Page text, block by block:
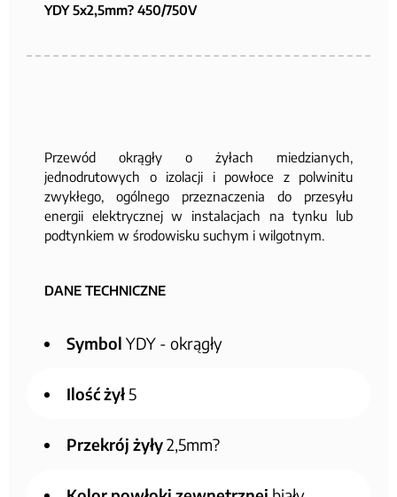
YDY 5x2,5mm? 450/750V
Przewód okrągły o żyłach miedzianych,
jednodrutowych o izolacji i powłoce z polwinitu
zwykłego, ogólnego przeznaczenia do przesyłu
energii elektrycznej w instalacjach na tynku lub
podtynkiem w środowisku suchym i wilgotnym.
DANE TECHNICZNE
Symbol YDY - okrągły
Ilość żył 5
Przekrój żyły2,5mm?